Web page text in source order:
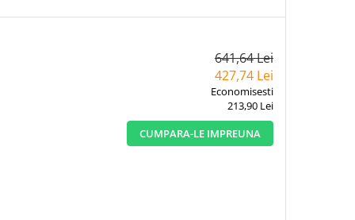
641,64 Lei
427,74 Lei
Economisesti
213,90 Lei
CUMPARA-LE IMPREUNA